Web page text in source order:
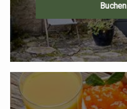
Buchen